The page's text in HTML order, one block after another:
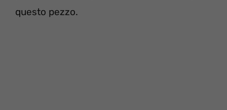
questo pezzo.